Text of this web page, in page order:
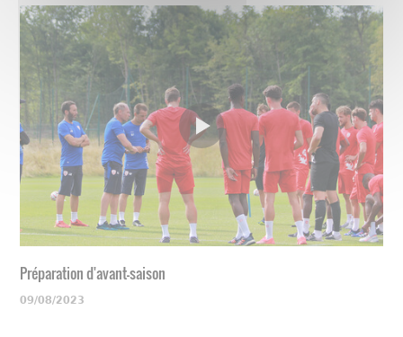
Préparation d'avant-saison
09/08/2023